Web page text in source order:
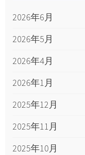
2026年6月
2026年5月
2026年4月
2026年1月
2025年12月
2025年11月
2025年10月